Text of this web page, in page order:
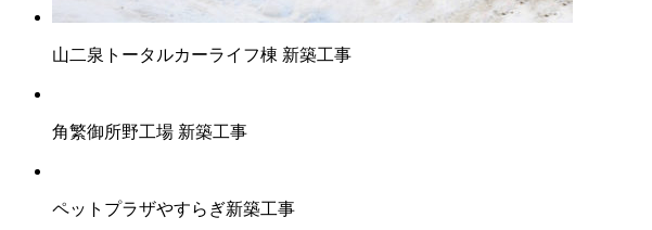
山二泉トータルカーライフ棟 新築工事
角繁御所野工場 新築工事
ペットプラザやすらぎ新築工事